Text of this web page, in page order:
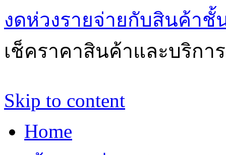
งดห่วงรายจ่ายกับสินค้า
เช็คราคาสินค้าและบริกา
Skip to content
Home